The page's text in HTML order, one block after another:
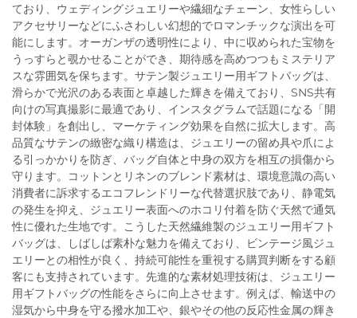
ており、ウェディングジュエリーや繊細なチェーン、女性らしい
アクセサリーなどにふさわしい幻想的でロマンチックな演出を可
能にします。オーガンザの透明性により、中に収められた宝物を
うっすらと覗かせることができ、期待感を高めつつもミステリア
スな雰囲気を保ちます。サテン製ジュエリー用ギフトバッグは、
滑らかで光沢のある表面と卓越した輝きを備えており、SNS共有
向けの写真撮影に最適であり、インスタグラムで話題になる「開
封体験」を創出し、マーケティング効果を自然に拡大します。高
品質なサテンの緻密な織り構造は、ジュエリーの留め具や爪によ
る引っかかりを防ぎ、バッグ自体と中身の双方を相互の損傷から
守ります。コットンとリネンのブレンド素材は、環境意識の高い
消費者に訴求するエコフレンドリーな代替選択肢であり、静電気
の発生を抑え、ジュエリー表面へのホコリ付着を防ぐ天然で通気
性に優れた生地です。こうした天然繊維製のジュエリー用ギフト
バッグは、しばしば素朴な魅力を備えており、ビンテージ風ジュ
エリーとの相性が良く、持続可能性を重視する購買判断をする顧
客にも支持されています。先進的な素材処理技術は、ジュエリー
用ギフトバッグの性能をさらに向上させます。例えば、輸送中の
湿気から中身を守る撥水加工や、銀やその他の反応性金属の輝き